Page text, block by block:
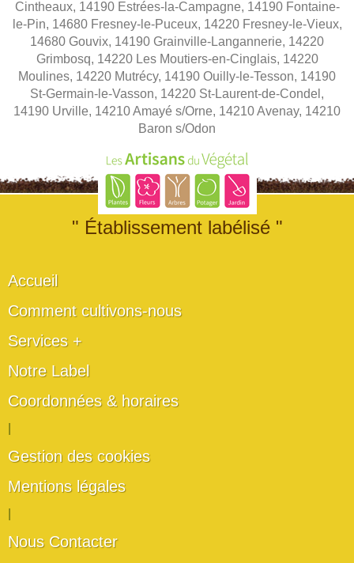
Cintheaux, 14190 Estrées-la-Campagne, 14190 Fontaine-
le-Pin, 14680 Fresney-le-Puceux, 14220 Fresney-le-Vieux,
14680 Gouvix, 14190 Grainville-Langannerie, 14220
Grimbosq, 14220 Les Moutiers-en-Cinglais, 14220
Moulines, 14220 Mutrécy, 14190 Ouilly-le-Tesson, 14190
St-Germain-le-Vasson, 14220 St-Laurent-de-Condel,
14190 Urville, 14210 Amayé s/Orne, 14210 Avenay, 14210
Baron s/Odon
" Établissement labélisé "
Accueil
Comment cultivons-nous
Services +
Notre Label
Coordonnées & horaires
Gestion des cookies
Mentions légales
Nous Contacter